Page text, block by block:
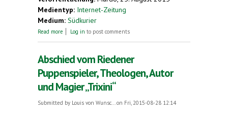
Medientyp: Internet-Zeitung
Medium: Südkurier
Read more about Ein bewegtes Leben
Log in to post comments
Abschied vom Riedener
Puppenspieler, Theologen, Autor
und Magier „Trixini“
Submitted by Louis von Wunsc...on Fri, 2015-08-28 12:14